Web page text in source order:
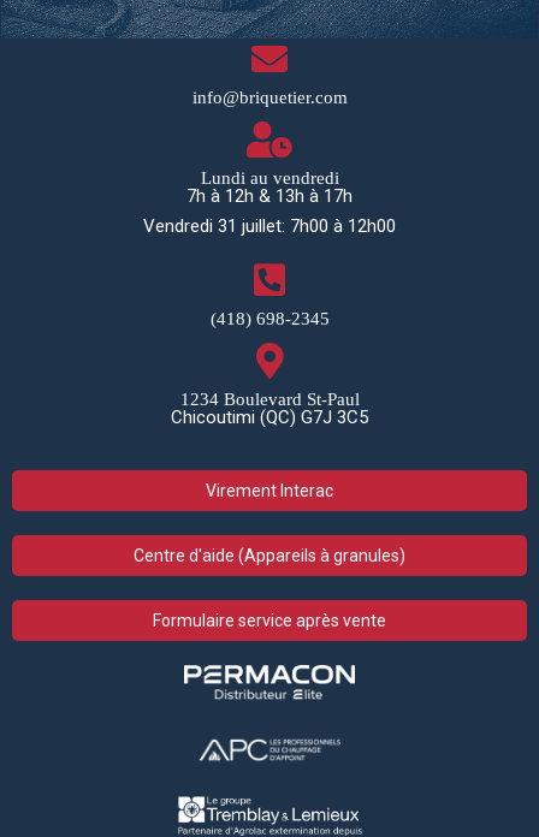
info@briquetier.com
Lundi au vendredi
7h à 12h & 13h à 17h
Vendredi 31 juillet: 7h00 à 12h00
(418) 698-2345
1234 Boulevard St-Paul
Chicoutimi (QC) G7J 3C5
Virement Interac
Centre d'aide (Appareils à granules)
Formulaire service après vente